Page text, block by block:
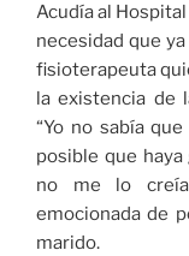
Acudía al
necesidad que
fisioterapeuta
la existencia de
“Yo no sabía
posible que
no me lo
emocionada de
marido.